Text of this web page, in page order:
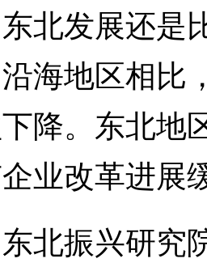
北发展还是
海地区相比
降。东北地
业改革进展
振兴研究